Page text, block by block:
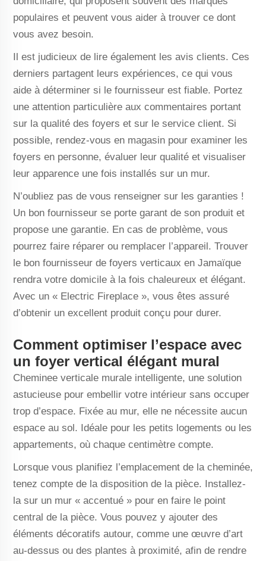
populaires et peuvent vous aider à trouver ce dont
vous avez besoin.
Il est judicieux de lire également les avis clients. Ces
derniers partagent leurs expériences, ce qui vous
aide à déterminer si le fournisseur est fiable. Portez
une attention particulière aux commentaires portant
sur la qualité des foyers et sur le service client. Si
possible, rendez-vous en magasin pour examiner les
foyers en personne, évaluer leur qualité et visualiser
leur apparence une fois installés sur un mur.
N’oubliez pas de vous renseigner sur les garanties !
Un bon fournisseur se porte garant de son produit et
propose une garantie. En cas de problème, vous
pourrez faire réparer ou remplacer l’appareil. Trouver
le bon fournisseur de foyers verticaux en Jamaïque
rendra votre domicile à la fois chaleureux et élégant.
Avec un « Electric Fireplace », vous êtes assuré
d’obtenir un excellent produit conçu pour durer.
Comment optimiser l’espace avec
un foyer vertical élégant mural
Cheminee verticale murale intelligente, une solution
astucieuse pour embellir votre intérieur sans occuper
trop d’espace. Fixée au mur, elle ne nécessite aucun
espace au sol. Idéale pour les petits logements ou les
appartements, où chaque centimètre compte.
Lorsque vous planifiez l’emplacement de la cheminée,
tenez compte de la disposition de la pièce. Installez-
la sur un mur « accentué » pour en faire le point
central de la pièce. Vous pouvez y ajouter des
éléments décoratifs autour, comme une œuvre d’art
au-dessus ou des plantes à proximité, afin de rendre